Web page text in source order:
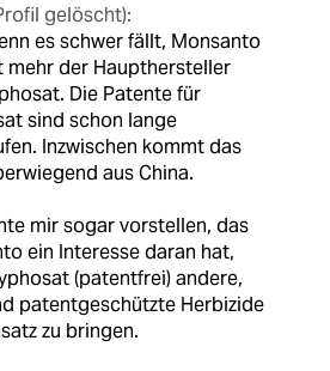
gelöscht):
es schwer fällt, Monsanto
mehr der Haupthersteller
Die Patente für
sind schon lange
Inzwischen kommt das
aus China.
mir sogar vorstellen, das
ein Interesse daran hat,
(patentfrei) andere,
patentgeschützte Herbizide
zu bringen.